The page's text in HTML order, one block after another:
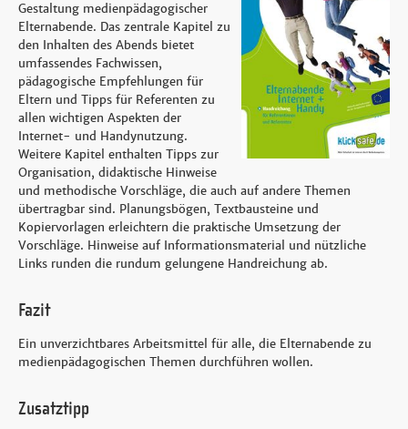
Gestaltung medienpädagogischer
Elternabende. Das zentrale Kapitel zu
den Inhalten des Abends bietet
umfassendes Fachwissen,
pädagogische Empfehlungen für
Eltern und Tipps für Referenten zu
allen wichtigen Aspekten der
Internet- und Handynutzung.
Weitere Kapitel enthalten Tipps zur
Organisation, didaktische Hinweise
und methodische Vorschläge, die auch auf andere Themen
übertragbar sind. Planungsbögen, Textbausteine und
Kopiervorlagen erleichtern die praktische Umsetzung der
Vorschläge. Hinweise auf Informationsmaterial und nützliche
Links runden die rundum gelungene Handreichung ab.
Fazit
Ein unverzichtbares Arbeitsmittel für alle, die Elternabende zu
medienpädagogischen Themen durchführen wollen.
Zusatztipp